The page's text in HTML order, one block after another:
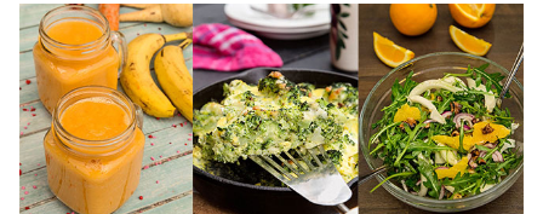
minute. Retete rapide. Retete rapide de mancare. Idei
retete mancare rapid